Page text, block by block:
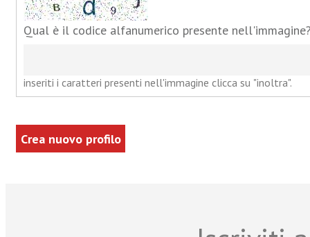
Qual è il codice alfanumerico presente
inseriti i caratteri presenti nell'immagine clicca su "inoltra".